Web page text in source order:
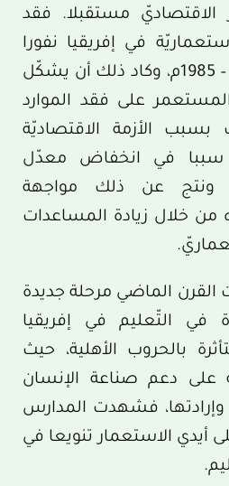
الاقتصاديّ مستقبلا. فقد
في إفريقيا نفورا
في بداية سنة 1980م – 1985م، وكاد ذلك أن يشكّل
على فقد الموارد
الأزمة الاقتصاديّة
سببا في انخفاض معدّل
ونتج عن ذلك مواجهة
من خلال زيادة المساعدات
القرن الماضي مرحلة جديدة
في التّعليم في إفريقيا
بالحروب الأهلية، حيث
على دعم صناعة الإنسان
وإرادتها، فشهدت المدارس
أيدي الاستعمار تنويعا في